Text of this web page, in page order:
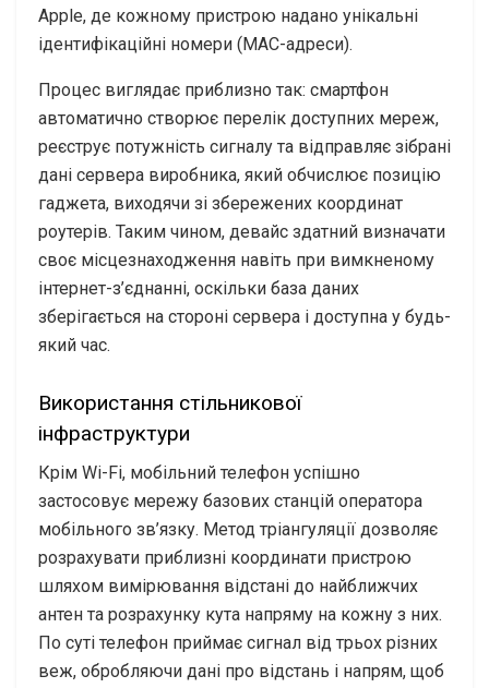
Apple, де кожному пристрою надано унікальні
ідентифікаційні номери (MAC-адреси).
Процес виглядає приблизно так: смартфон
автоматично створює перелік доступних мереж,
реєструє потужність сигналу та відправляє зібрані
дані сервера виробника, який обчислює позицію
гаджета, виходячи зі збережених координат
роутерів. Таким чином, девайс здатний визначати
своє місцезнаходження навіть при вимкненому
інтернет-з’єднанні, оскільки база даних
зберігається на стороні сервера і доступна у будь-
який час.
Використання стільникової
інфраструктури
Крім Wi-Fi, мобільний телефон успішно
застосовує мережу базових станцій оператора
мобільного зв’язку. Метод тріангуляції дозволяє
розрахувати приблизні координати пристрою
шляхом вимірювання відстані до найближчих
антен та розрахунку кута напряму на кожну з них.
По суті телефон приймає сигнал від трьох різних
веж, обробляючи дані про відстань і напрям, щоб